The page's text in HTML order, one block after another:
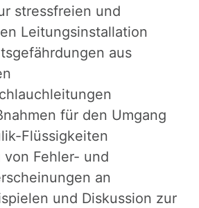
stressfreien und
Leitungsinstallation
aus
für den Umgang
Flüssigkeiten
von Fehler- und
an
und Diskussion zur